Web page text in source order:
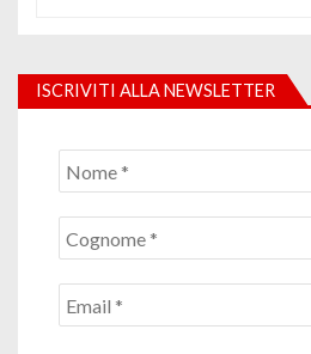
ISCRIVITI ALLA NEWSLETTER